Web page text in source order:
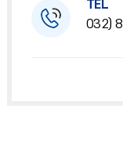
TEL
032)